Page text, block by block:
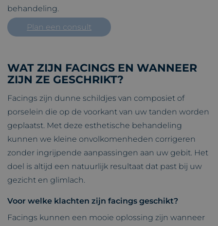
behandeling.
Plan een consult
WAT ZIJN FACINGS EN WANNEER
ZIJN ZE GESCHRIKT?
Facings zijn dunne schildjes van composiet of
porselein die op de voorkant van uw tanden worden
geplaatst. Met deze esthetische behandeling
kunnen we kleine onvolkomenheden corrigeren
zonder ingrijpende aanpassingen aan uw gebit. Het
doel is altijd een natuurlijk resultaat dat past bij uw
gezicht en glimlach.
Voor welke klachten zijn facings geschikt?
Facings kunnen een mooie oplossing zijn wanneer